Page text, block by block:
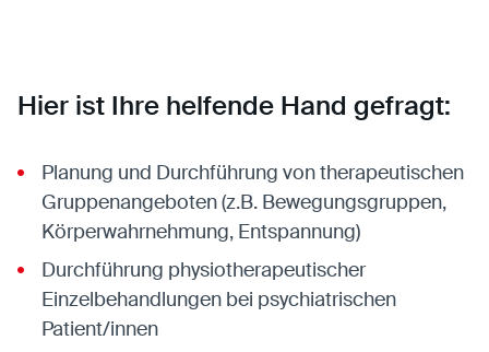
Hier ist Ihre helfende Hand gefragt:
Planung und Durchführung von therapeutischen
Gruppenangeboten (z.B. Bewegungsgruppen,
Körperwahrnehmung, Entspannung)
Durchführung physiotherapeutischer
Einzelbehandlungen bei psychiatrischen
Patient/innen